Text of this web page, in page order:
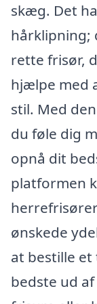
skæg. Det
hårklipning;
rette frisør,
hjælpe med
stil. Med
du føle dig
opnå dit
platformen
ønskede
at bestille et
bedste ud